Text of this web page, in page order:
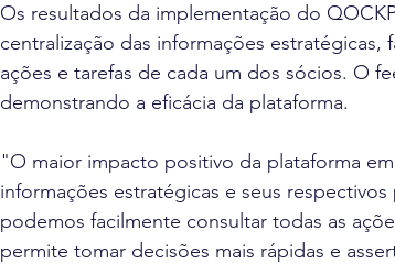
Os resultados da implementação do
centralização das informações
ações e tarefas de cada um dos sócios. O
demonstrando a eficácia da plataforma.
"O maior impacto positivo da plataforma
informações estratégicas e seus
podemos facilmente consultar todas as
permite tomar decisões mais rápidas e